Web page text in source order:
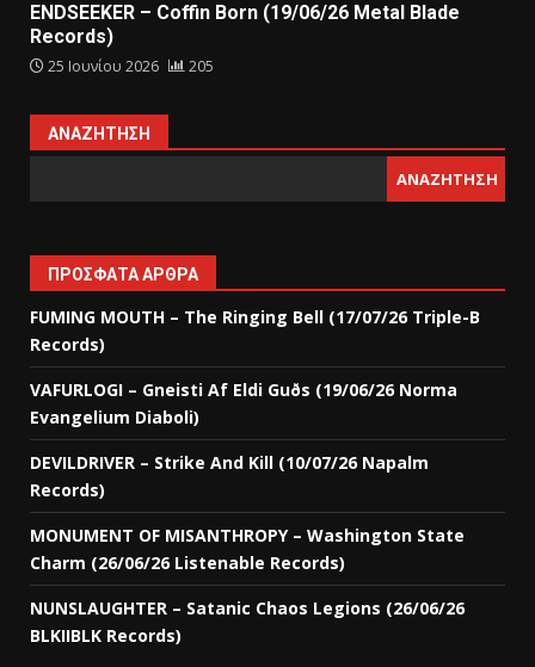
ENDSEEKER – Coffin Born (19/06/26 Metal Blade
Records)
25 Ιουνίου 2026 205
ΑΝΑΖΉΤΗΣΗ
ΑΝΑΖΉΤΗΣΗ
ΠΡΌΣΦΑΤΑ ΆΡΘΡΑ
FUMING MOUTH – The Ringing Bell (17/07/26 Triple-B
Records)
VAFURLOGI – Gneisti Af Eldi Guðs (19/06/26 Norma
Evangelium Diaboli)
DEVILDRIVER – Strike And Kill (10/07/26 Napalm
Records)
MONUMENT OF MISANTHROPY – Washington State
Charm (26/06/26 Listenable Records)
NUNSLAUGHTER – Satanic Chaos Legions (26/06/26
BLKIIBLK Records)